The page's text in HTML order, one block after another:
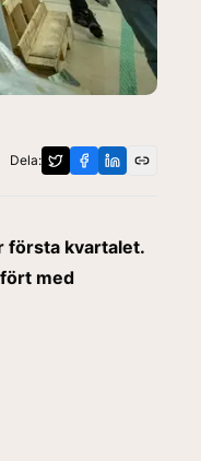
Dela:
första kvartalet.
med